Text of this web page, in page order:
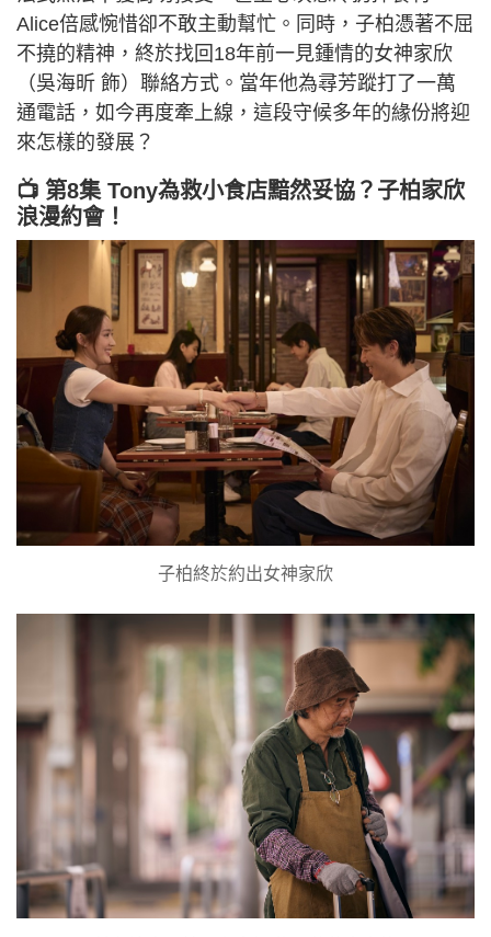
Alice倍感惋惜卻不敢主動幫忙。同時，子柏憑著不屈
不撓的精神，終於找回18年前一見鍾情的女神家欣
（吳海昕 飾）聯絡方式。當年他為尋芳蹤打了一萬
通電話，如今再度牽上線，這段守候多年的緣份將迎
來怎樣的發展？
📺 第8集 Tony為救小食店黯然妥協？子柏家欣
浪漫約會！
子柏終於約出女神家欣